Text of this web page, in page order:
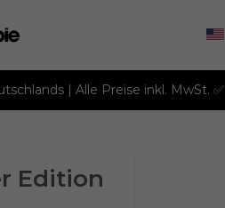
| Alle Preise inkl. MwSt. ✅
Edition